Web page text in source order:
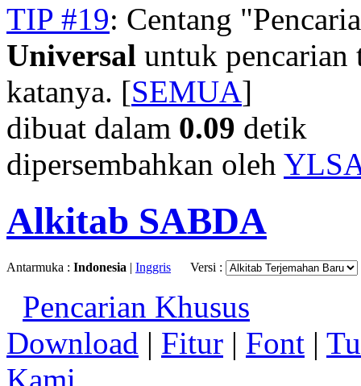
TIP #19: Centang
Universal untuk pencarian
katanya. [SEMUA]
dibuat dalam 0.09 detik
dipersembahkan oleh
Alkitab SABDA
Antarmuka : Indonesia | Inggris Versi :
Pencarian Khusus
Download | Fitur | Font |
Kami